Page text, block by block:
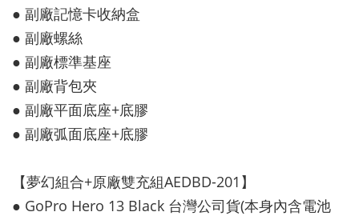
● 副廠記憶卡收納盒
● 副廠螺絲
● 副廠標準基座
● 副廠背包夾
● 副廠平面底座+底膠
● 副廠弧面底座+底膠
【夢幻組合+原廠雙充組AEDBD-201】
● GoPro Hero 13 Black 台灣公司貨(本身內含電池